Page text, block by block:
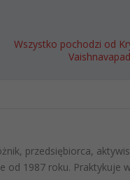
Wszystko pochodzi od
przedsiębiorca,
od 1987 roku. Praktykuje